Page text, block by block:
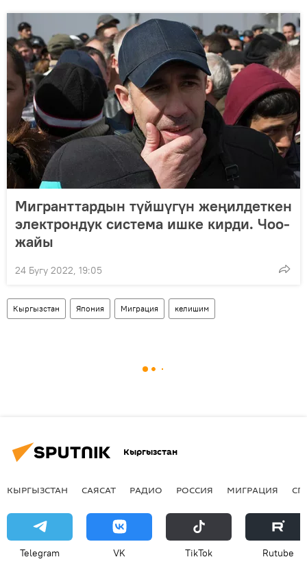
Мигранттардын түйшүгүн жеңилдеткен
электрондук система ишке кирди. Чоо-
жайы
24 Бугу 2022, 19:05
Кыргызстан Япония Миграция келишим
Кыргызстан
КЫРГЫЗСТАН САЯСАТ РАДИО РОССИЯ МИГРАЦИЯ
Telegram VK ТikТоk Rutube